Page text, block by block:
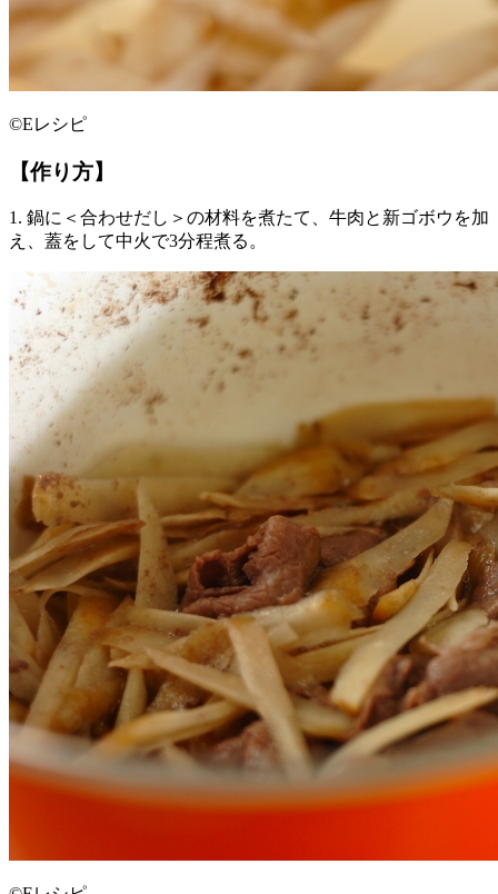
©Eレシピ
【作り方】
1. 鍋に＜合わせだし＞の材料を煮たて、牛肉と新ゴボウを加
え、蓋をして中火で3分程煮る。